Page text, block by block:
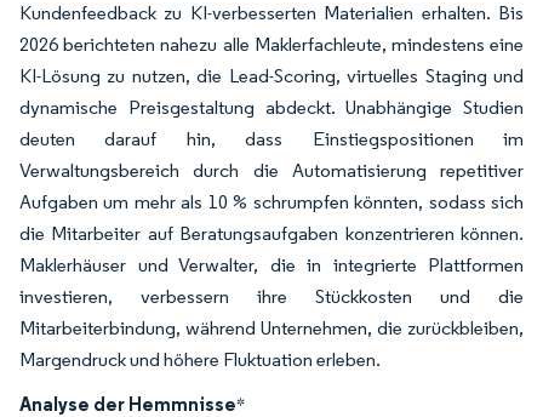
Kundenfeedback zu KI-verbesserten Materialien erhalten. Bis
2026 berichteten nahezu alle Maklerfachleute, mindestens eine
KI-Lösung zu nutzen, die Lead-Scoring, virtuelles Staging und
dynamische Preisgestaltung abdeckt. Unabhängige Studien
deuten darauf hin, dass Einstiegspositionen im
Verwaltungsbereich durch die Automatisierung repetitiver
Aufgaben um mehr als 10 % schrumpfen könnten, sodass sich
die Mitarbeiter auf Beratungsaufgaben konzentrieren können.
Maklerhäuser und Verwalter, die in integrierte Plattformen
investieren, verbessern ihre Stückkosten und die
Mitarbeiterbindung, während Unternehmen, die zurückbleiben,
Margendruck und höhere Fluktuation erleben.
Analyse der Hemmnisse*